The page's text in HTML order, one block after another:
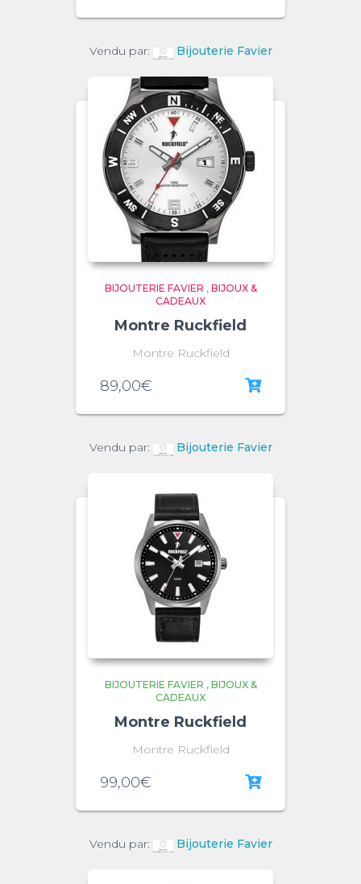
Vendu par: Bijouterie Favier
BIJOUTERIE FAVIER , BIJOUX &
CADEAUX
Montre Ruckfield
Montre Ruckfield
89,00€
Vendu par: Bijouterie Favier
BIJOUTERIE FAVIER , BIJOUX &
CADEAUX
Montre Ruckfield
Montre Ruckfield
99,00€
Vendu par: Bijouterie Favier